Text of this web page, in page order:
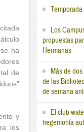
ha
de
y
los
Los
propuestas
Hermanas
Más de
de las
de semana
El club
hegemonía